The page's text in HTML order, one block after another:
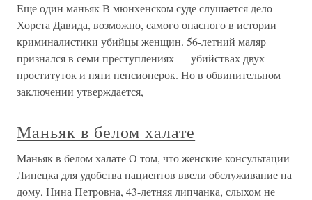
Еще один маньяк В мюнхенском суде слушается дело
Хорста Давида, возможно, самого опасного в истории
криминалистики убийцы женщин. 56-летний маляр
признался в семи преступлениях — убийствах двух
проституток и пяти пенсионерок. Но в обвинительном
заключении утверждается,
Маньяк в белом халате
Маньяк в белом халате О том, что женские консультации
Липецка для удобства пациентов ввели обслуживание на
дому, Нина Петровна, 43-летняя липчанка, слыхом не